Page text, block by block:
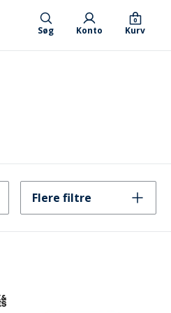
Søg Konto Kurv
0
Flere filtre